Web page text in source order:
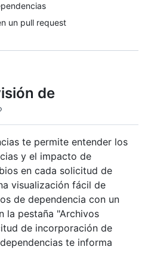
un pull request
de
te permite entender los
y el impacto de
en cada solicitud de
visualización fácil de
de dependencia con un
la pestaña "Archivos
de incorporación de
te informa